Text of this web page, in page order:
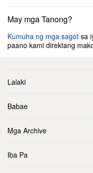
May mga Tanong?
Kumuha ng mga sagot sa
paano kami direktang
Lalaki
Babae
Mga Archive
Iba Pa